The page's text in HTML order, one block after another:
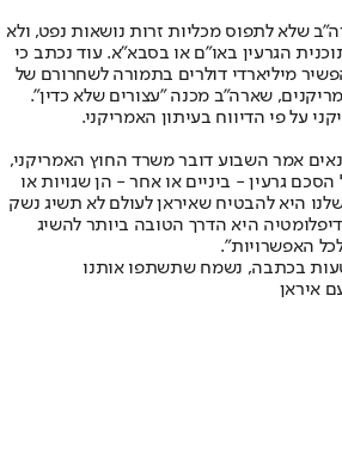
שלא לתפוס מכליות זרות נושאות נפט, ולא
הגרעין באו"ם או בסבא"א. עוד נכתב כי
מיליארדי דולרים בתמורה לשחרורם של
שארה"ב מכנה "עצורים שלא כדין".
על פי הדיווח בעיתון האמריקני.
אמר השבוע דובר משרד החוץ האמריקני,
גרעין - ביניים או אחר - הן שגויות או
המדיניות מספר 1 שלנו היא להבטיח שאיראן לעולם לא תשיג נשק
היא הדרך הטובה ביותר להשיג
האפשרויות".
בכתבה, נשמח שתשתפו אותנו
איראן